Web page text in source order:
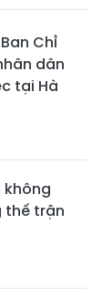
Chỉ
dân
tại Hà
không
thế trận